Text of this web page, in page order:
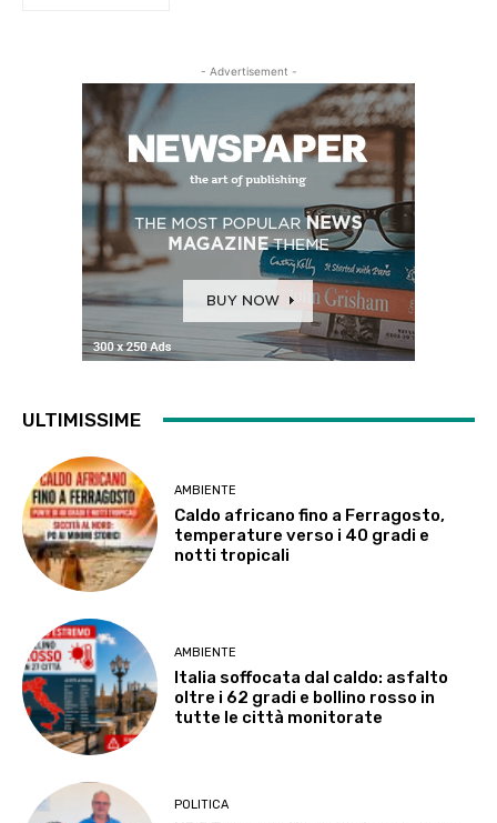
- Advertisement -
ULTIMISSIME
AMBIENTE
Caldo africano fino a Ferragosto,
temperature verso i 40 gradi e
notti tropicali
AMBIENTE
Italia soffocata dal caldo: asfalto
oltre i 62 gradi e bollino rosso in
tutte le città monitorate
POLITICA